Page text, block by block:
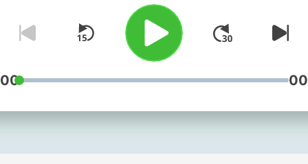
del politicamente corretto,
l'arena dove il primo
comandamento è parlare
chiaro.